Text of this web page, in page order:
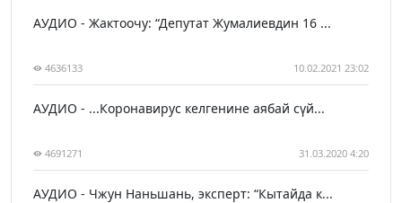
АУДИО - Жактоочу: “Депутат Жумалиевдин 16 ...
4636133 10.02.2021 23:02
АУДИО - ...Коронавирус келгенине аябай сүй...
4691271 31.03.2020 4:20
АУДИО - Чжун Наньшань, эксперт: “Кытайда к...